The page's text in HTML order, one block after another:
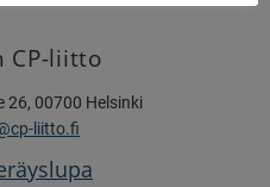
CP-liitto
26, 00700 Helsinki
liitto.fi